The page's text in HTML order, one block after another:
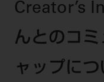
Creator’s
んとのコ
ャップに
チェア・ユ
レーザー装
その他設備
製品から探す
カテゴリー
メーカーか
全てのセミナー
全種別
開業マニュアル
モリタ友の会